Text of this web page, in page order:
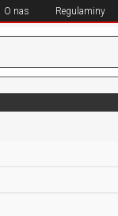
O nas Regulaminy